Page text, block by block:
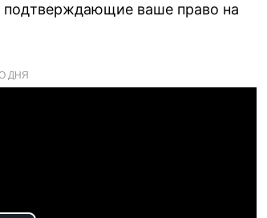
подтверждающие ваше право на
ДНЯ